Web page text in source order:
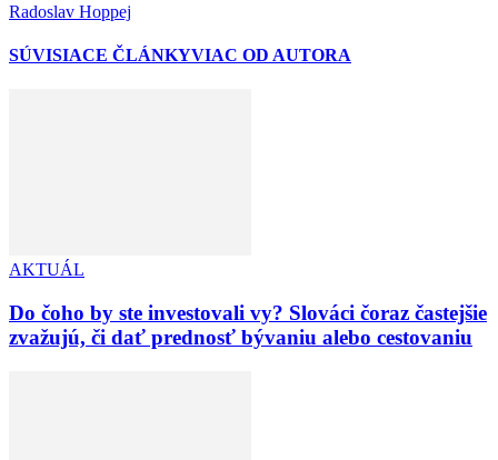
Radoslav Hoppej
SÚVISIACE ČLÁNKYVIAC OD AUTORA
AKTUÁL
Do čoho by ste investovali vy? Slováci čoraz častejšie
zvažujú, či dať prednosť bývaniu alebo cestovaniu